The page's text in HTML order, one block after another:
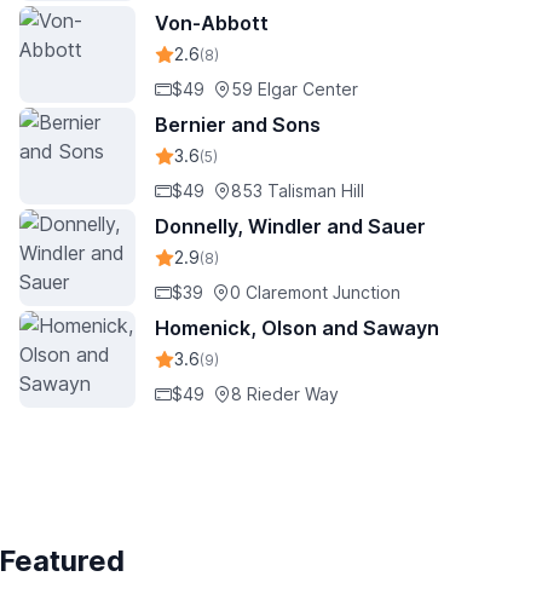
Von-Abbott
2.6(8)
$49 59 Elgar Center
Bernier and Sons
3.6(5)
$49 853 Talisman Hill
Donnelly, Windler and Sauer
2.9(8)
$39 0 Claremont Junction
Homenick, Olson and Sawayn
3.6(9)
$49 8 Rieder Way
Featured